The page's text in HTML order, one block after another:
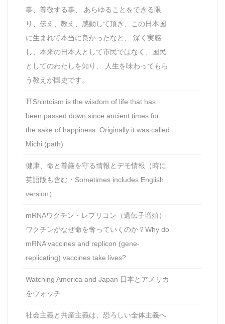
事、尊敬する事、 あらゆることをできる限
り、伝え、教え、感動して頂き、この日本国
に生まれて本当に良かったなと、 深く実感
し、本来の日本人として市民ではなく、国民
としてのわたしを知り、 人生を味わってもら
う教えが国史です。
⛩Shintoism is the wisdom of life that has
been passed down since ancient times for
the sake of happiness. Originally it was called
Michi (path)
健康、命と尊厳を守る情報とデモ情報（時に
英語版も含む・Sometimes includes English
version）
mRNAワクチン・レプリコン（遺伝子増殖）
ワクチンがなぜ命を奪っていくのか？Why do
mRNA vaccines and replicon (gene-
replicating) vaccines take lives?
Watching America and Japan 日本とアメリカ
をウォッチ
社会主義と共産主義は、恐ろしい全体主義へ